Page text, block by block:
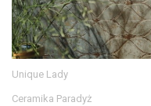
Unique Lady
Ceramika Paradyż